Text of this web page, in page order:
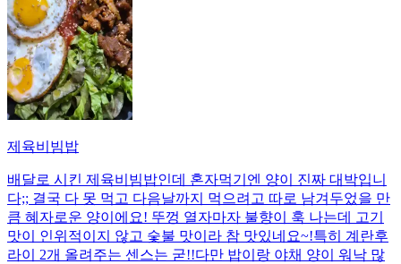
제육비빔밥
배달로 시킨 제육비빔밥인데 혼자먹기엔 양이 진짜 대박입니
다;; 결국 다 못 먹고 다음날까지 먹으려고 따로 남겨두었을 만
큼 혜자로운 양이에요! 뚜껑 열자마자 불향이 훅 나는데 고기
맛이 인위적이지 않고 숯불 맛이라 참 맛있네요~!특히 계란후
라이 2개 올려주는 센스는 굳!! ​다만 밥이랑 야채 양이 워낙 많